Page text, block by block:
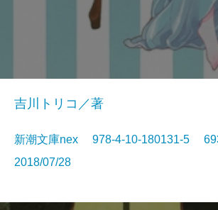
吉川トリコ／著
新潮文庫nex 978-4-10-180131-5
2018/07/28